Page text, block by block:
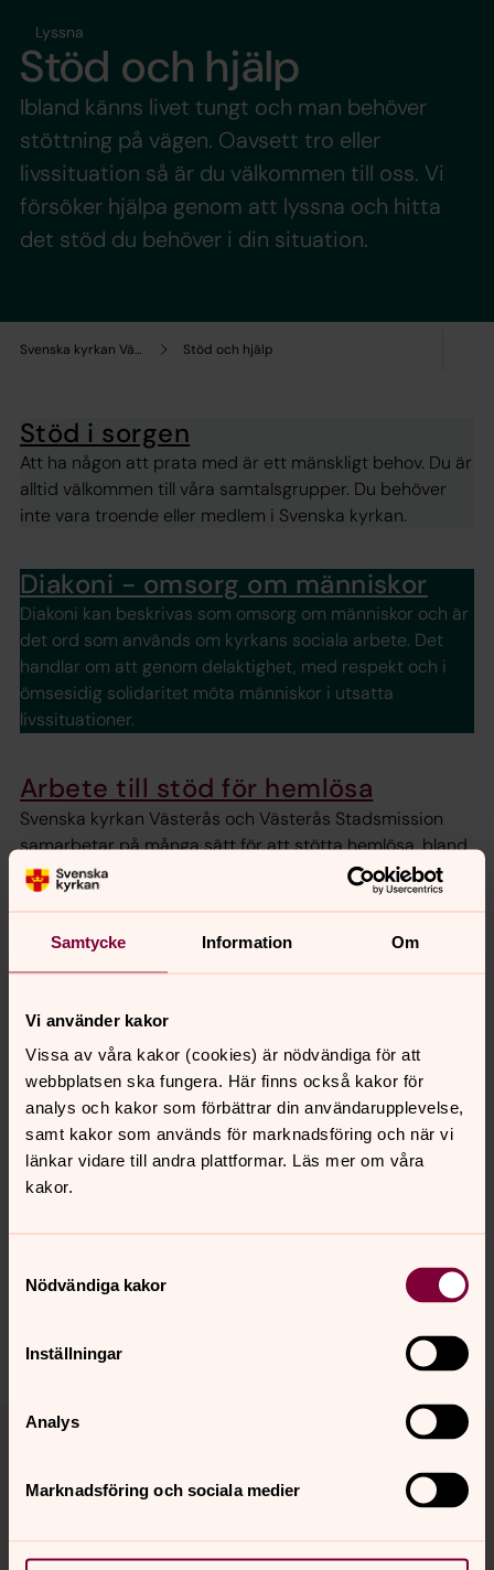
Samtycke Information Om
Vi använder kakor
Vissa av våra kakor (cookies) är nödvändiga för att
webbplatsen ska fungera. Här finns också kakor för
analys och kakor som förbättrar din användarupplevelse,
samt kakor som används för marknadsföring och när vi
länkar vidare till andra plattformar. Läs mer om våra
kakor.
Nödvändiga kakor
Inställningar
Analys
Marknadsföring och sociala medier
Svenska kyrkan Västerås Stöd och hjälp
Lyssna
Stöd och hjälp
Ibland känns livet tungt och man behöver
stöttning på vägen. Oavsett tro eller
livssituation så är du välkommen till oss. Vi
försöker hjälpa genom att lyssna och hitta
det stöd du behöver i din situation.
Stöd i sorgen
Att ha någon att prata med är ett mänskligt behov. Du är
alltid välkommen till våra samtalsgrupper. Du behöver
inte vara troende eller medlem i Svenska kyrkan.
Diakoni - omsorg om människor
Diakoni kan beskrivas som omsorg om människor och är
det ord som används om kyrkans sociala arbete. Det
handlar om att genom delaktighet, med respekt och i
ömsesidig solidaritet möta människor i utsatta
livssituationer.
Arbete till stöd för hemlösa
Svenska kyrkan Västerås och Västerås Stadsmission
samarbetar på många sätt för att stötta hemlösa, bland
annat genom boendestöd och dagverksamhet men
också möjlighet till att få hjälp med mat och kläder.
Sjukhuskyrkan
patienter, anhöriga och personal i andliga och
existentiella frågor. Du hittar oss på Västmanlands
sjukhus.
Senast ändrad 6 februari 2026
innehåll?
Tillbaka till toppen
Tillbaka till innehållet